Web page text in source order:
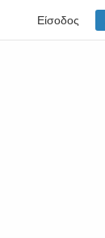
Είσοδος